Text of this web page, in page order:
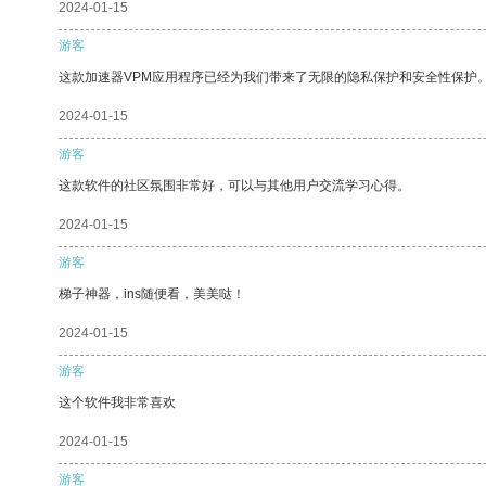
2024-01-15
游客
这款加速器VPM应用程序已经为我们带来了无限的隐私保护和安全性保护
2024-01-15
游客
这款软件的社区氛围非常好，可以与其他用户交流学习心得。
2024-01-15
游客
梯子神器，ins随便看，美美哒！
2024-01-15
游客
这个软件我非常喜欢
2024-01-15
游客